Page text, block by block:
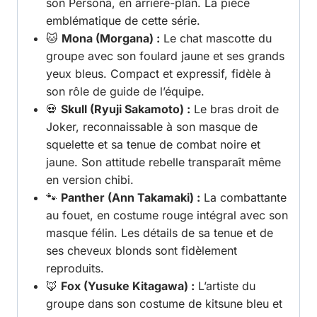
son Persona, en arrière-plan. La pièce
emblématique de cette série.
🐱 Mona (Morgana) : Le chat mascotte du
groupe avec son foulard jaune et ses grands
yeux bleus. Compact et expressif, fidèle à
son rôle de guide de l’équipe.
💀 Skull (Ryuji Sakamoto) : Le bras droit de
Joker, reconnaissable à son masque de
squelette et sa tenue de combat noire et
jaune. Son attitude rebelle transparaît même
en version chibi.
🐾 Panther (Ann Takamaki) : La combattante
au fouet, en costume rouge intégral avec son
masque félin. Les détails de sa tenue et de
ses cheveux blonds sont fidèlement
reproduits.
🦊 Fox (Yusuke Kitagawa) : L’artiste du
groupe dans son costume de kitsune bleu et